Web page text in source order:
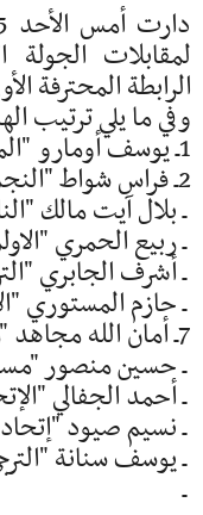
لمقابلات
الرابطة المحترفة
وفي ما يلي ترتيب
1ـ يوسف أومارو "الملعب التونسي" : 5 أهداف
2ـ فراس شواط "النجم الساحلي" : 4 أهداف
ـ بلال آيت مالك
ـ ربيع الحمري
ـ أشرف الجابري
ـ حازم المستوري
7ـ أمان الله مجاهد "مستقبل سليمان" : 3 أهداف
ـ حسين منصور
ـ أحمد الجفالي
ـ نسيم صيود "إتحاد بن
ـ يوسف سنانة "الترجي
ـ